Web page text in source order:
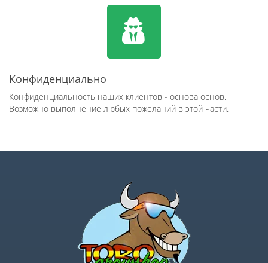
Конфиденциально
Конфиденциальность наших клиентов - основа основ.
Возможно выполнение любых пожеланий в этой части.